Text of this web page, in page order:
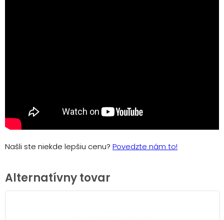
Našli ste niekde lepšiu cenu? Povedzte nám to!
Alternatívny tovar